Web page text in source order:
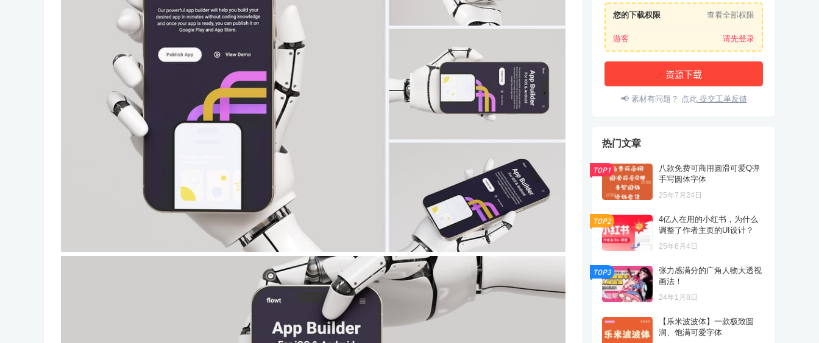
您的下载权限 查看全部权限
游客 请先登录
资源下载
📢 素材有问题？ 点此提交工单反馈
热门文章
TOP1
八款免费可商用圆滑可爱Q弹
手写圆体字体
25年7月24日
TOP2
4亿人在用的小红书，为什么
调整了作者主页的UI设计？
25年6月4日
TOP3
张力感满分的广角人物大透视
画法！
24年1月8日
【乐米波波体】一款极致圆
润、饱满可爱字体